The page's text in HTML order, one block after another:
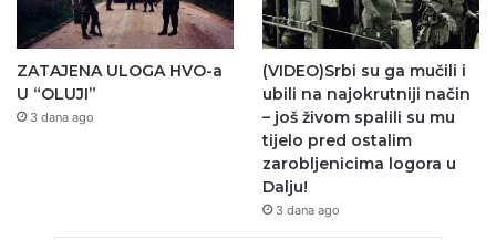
ZATAJENA ULOGA HVO-a
U “OLUJI”
3 dana ago
(VIDEO)Srbi su ga mučili i
ubili na najokrutniji način
– još živom spalili su mu
tijelo pred ostalim
zarobljenicima logora u
Dalju!
3 dana ago